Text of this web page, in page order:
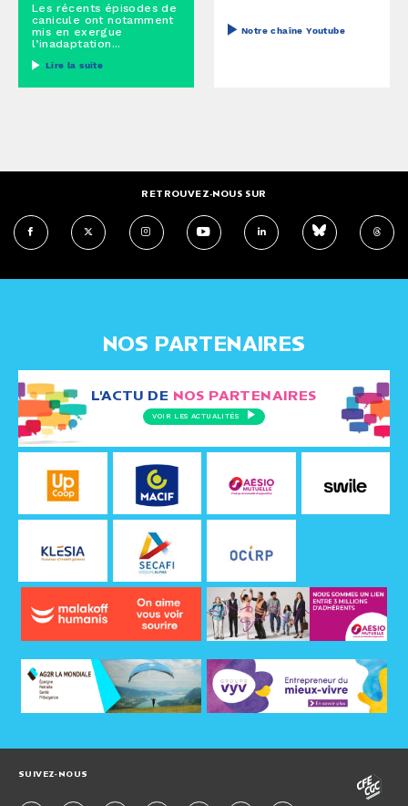
Les récents épisodes de
canicule ont notamment
mis en exergue
l’inadaptation...
Lire la suite
Notre chaîne Youtube
RETROUVEZ-NOUS SUR
NOS PARTENAIRES
L'ACTU DE NOS PARTENAIRES
VOIR LES ACTUALITÉS
SUIVEZ-NOUS